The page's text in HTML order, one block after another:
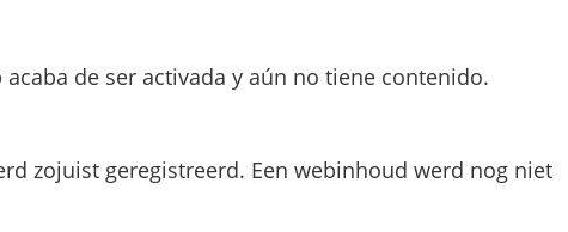
acaba de ser activada y aún no tiene contenido.
zojuist geregistreerd. Een webinhoud werd nog niet